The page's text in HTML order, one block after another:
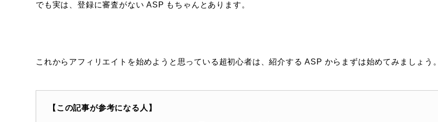
でも実は、登録に審査がない ASP もちゃんとあります。
これからアフィリエイトを始めようと思っている超初心者は、紹介する ASP からまずは始めてみましょう。
【この記事が参考になる人】